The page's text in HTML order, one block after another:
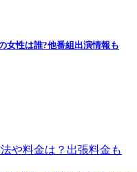
女性は誰?他番組出演情報も
や料金は？出張料金も